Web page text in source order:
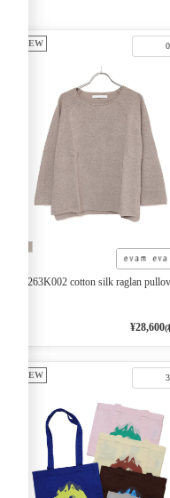
0
NEW
E263K002 cotton silk raglan
¥28,600(
3
NEW